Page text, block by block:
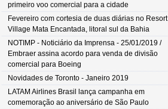
primeiro voo comercial para a cidade
Fevereiro com cortesia de duas diárias no Resort
Village Mata Encantada, litoral sul da Bahia
NOTIMP - Noticiário da Imprensa - 25/01/2019 /
Embraer assina acordo para venda de divisão
comercial para Boeing
Novidades de Toronto - Janeiro 2019
LATAM Airlines Brasil lança campanha em
comemoração ao aniversário de São Paulo